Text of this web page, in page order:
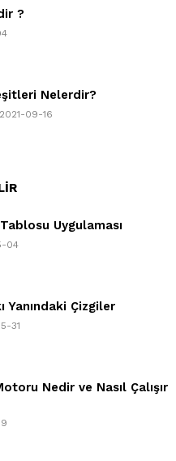
?
Nelerdir?
2021-09-16
Uygulaması
04
Yanındaki Çizgiler
31
Nedir ve Nasıl Çalışır